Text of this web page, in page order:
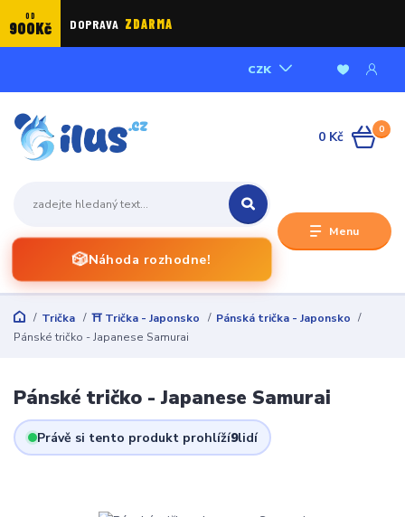
OD
900Kč DOPRAVA ZDARMA
Menu
CZK
🎲Náhoda rozhodne!
0
0 Kč
Trička ⛩️ Trička - Japonsko
Pánská trička - Japonsko
Pánské tričko - Japanese Samurai
Pánské tričko - Japanese Samurai
Právě si tento produkt prohlíží9lidí